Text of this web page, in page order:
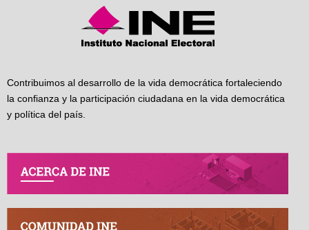
Contribuimos al desarrollo de la vida democrática fortaleciendo
la confianza y la participación ciudadana en la vida democrática
y política del país.